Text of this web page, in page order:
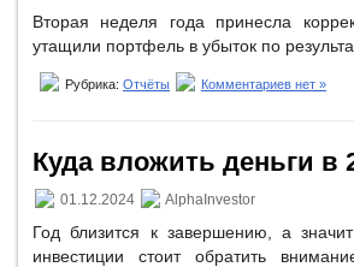
Вторая неделя года принесла
утащили портфель в убыток по
Рубрика: Отчёты Комментариев нет »
Куда вложить деньги в
01.12.2024 AlphaInvestor
Год близится к завершению, а
инвестиции стоит обратить